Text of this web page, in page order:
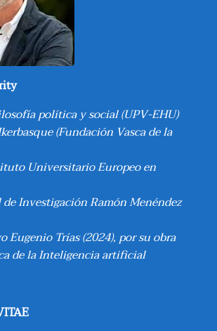
política y social (UPV-EHU)
(Fundación Vasca de la
Universitario Europeo en
Investigación Ramón Menéndez
Eugenio Trías (2024), por su obra
de la Inteligencia artificial